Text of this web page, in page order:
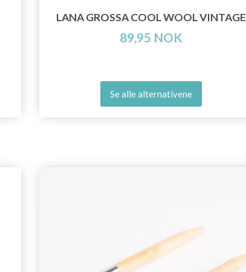
LANA GROSSA COOL WOOL VINTAGE
89,95 NOK
Se alle alternativene